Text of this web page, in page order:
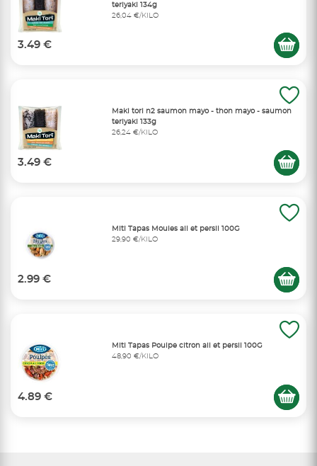
teriyaki 134g
26,04 €/KILO
3.49 €
Maki tori n2 saumon mayo - thon mayo - saumon
teriyaki 133g
26,24 €/KILO
3.49 €
Miti Tapas Moules ail et persil 100G
29,90 €/KILO
2.99 €
Miti Tapas Poulpe citron ail et persil 100G
48,90 €/KILO
4.89 €